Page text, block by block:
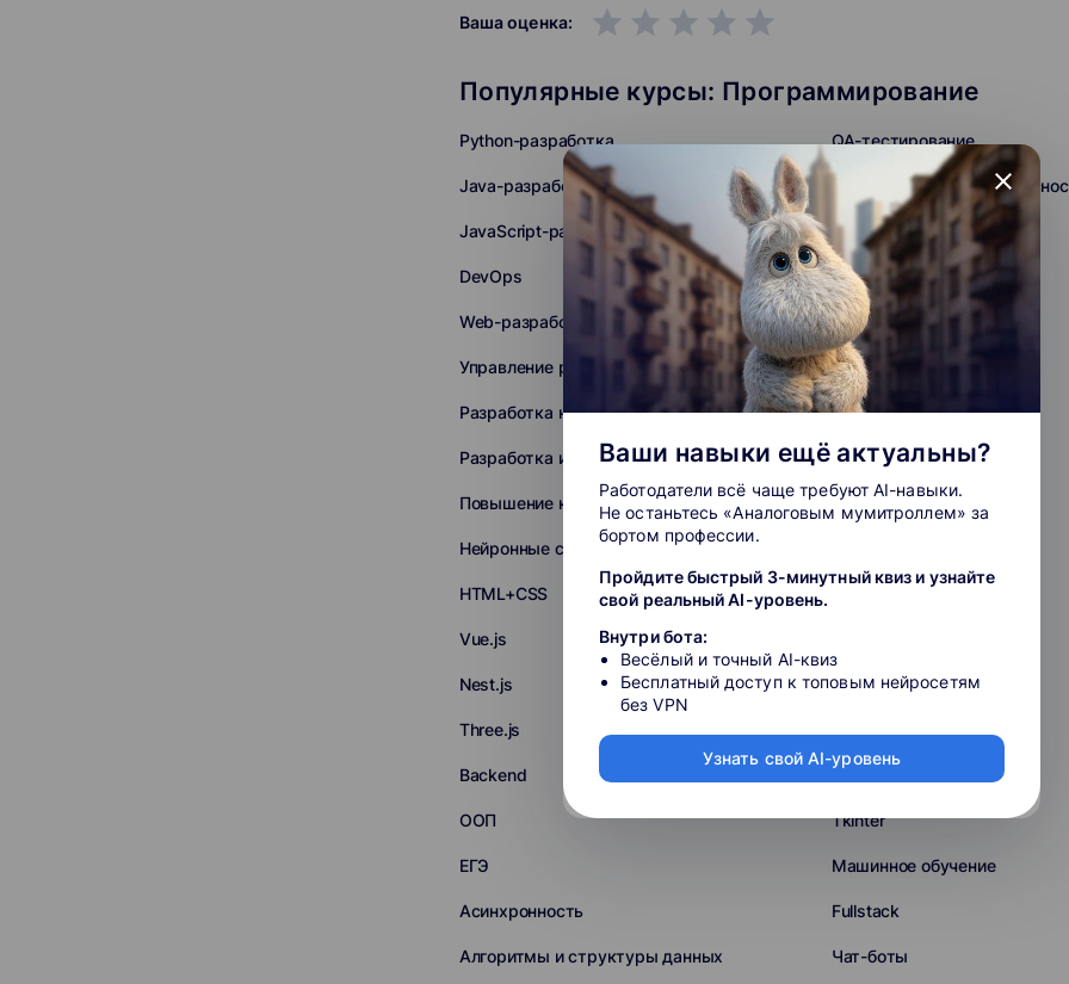
Ваша оценка: grade grade grade grade grade
Популярные курсы: Программирование
Python-разработка QA-тестирование
Java-разработка Информационная
JavaScript-разработка Frontend-разработка
DevOps Golang-разработка
Web-разработка Разработка на Swift
Управление разработкой и IT Fullstack-разработка
Разработка на C (C#, C++) Backend-разработка
Разработка игр Unreal Engine
Повышение квалификации Практикум
Нейронные сети
HTML+CSS
Vue.js
Nest.js jQuery
Three.js
Backend Oracle
ООП Tkinter
ЕГЭ Машинное обучение
Асинхронность Fullstack
Алгоритмы и структуры данных Чат-боты
close
Ваши навыки ещё актуальны?
Работодатели всё чаще требуют AI-навыки.
Не останьтесь «Аналоговым мумитроллем» за
бортом профессии.
Пройдите быстрый 3-минутный квиз и узнайте
свой реальный AI-уровень.
Внутри бота:
Весёлый и точный AI-квиз
Бесплатный доступ к топовым нейросетям
без VPN
Узнать свой AI-уровень